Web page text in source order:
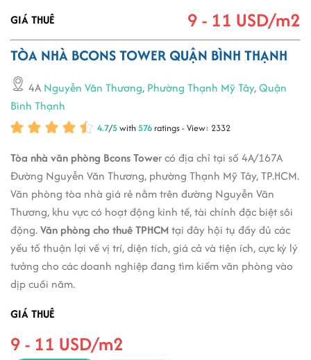
GIÁ THUÊ 9 - 11 USD/m2
TÒA NHÀ BCONS TOWER QUẬN BÌNH THẠNH
4A Nguyễn Văn Thương, Phường Thạnh Mỹ Tây,Quận
Bình Thạnh
4.7/5with576 ratings - View: 2332
Tòa nhà văn phòng Bcons Tower có địa chỉ tại số 4A/167A
Đường Nguyễn Văn Thương, phường Thạnh Mỹ Tây, TP.HCM.
Văn phòng tòa nhà giá rẻ nằm trên đường Nguyễn Văn
Thương, khu vực có hoạt động kinh tế, tài chính đặc biệt sôi
động.Văn phòng cho thuê TPHCMtại đây hội tụ đầy đủ các
yếu tố thuận lợi về vị trí, diện tích, giá cả và tiện ích, cực kỳ lý
tưởng cho các doanh nghiệp đang tìm kiếm văn phòng vào
dịp cuối năm.
GIÁ THUÊ
9 - 11 USD/m2